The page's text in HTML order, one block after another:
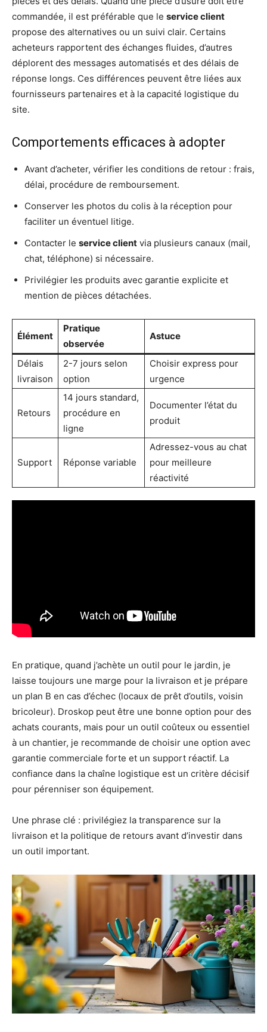
commandée, il est préférable que le service client
propose des alternatives ou un suivi clair. Certains
acheteurs rapportent des échanges fluides, d’autres
déplorent des messages automatisés et des délais de
réponse longs. Ces différences peuvent être liées aux
fournisseurs partenaires et à la capacité logistique du
site.
Comportements efficaces à adopter
Avant d’acheter, vérifier les conditions de retour : frais,
délai, procédure de remboursement.
Conserver les photos du colis à la réception pour
faciliter un éventuel litige.
Contacter le service client via plusieurs canaux (mail,
chat, téléphone) si nécessaire.
Privilégier les produits avec garantie explicite et
mention de pièces détachées.
Élément
Pratique
observée
Astuce
Délais
livraison
2-7 jours selon
option
Choisir express pour
urgence
Retours
14 jours standard,
procédure en
ligne
Documenter l’état du
produit
Support Réponse variable
Adressez-vous au chat
pour meilleure
réactivité
En pratique, quand j’achète un outil pour le jardin, je
laisse toujours une marge pour la livraison et je prépare
un plan B en cas d’échec (locaux de prêt d’outils, voisin
bricoleur). Droskop peut être une bonne option pour des
achats courants, mais pour un outil coûteux ou essentiel
à un chantier, je recommande de choisir une option avec
garantie commerciale forte et un support réactif. La
confiance dans la chaîne logistique est un critère décisif
pour pérenniser son équipement.
Une phrase clé : privilégiez la transparence sur la
livraison et la politique de retours avant d’investir dans
un outil important.